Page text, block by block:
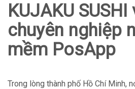
KUJAKU
chuyên nghiệp
mềm PosApp
Trong lòng thành phố Hồ Chí Minh,